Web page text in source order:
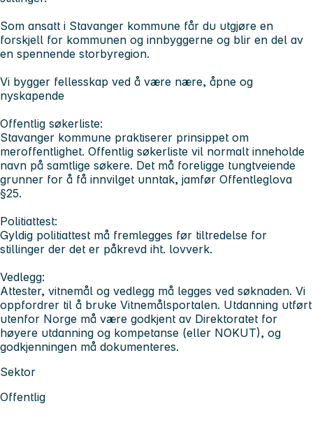
Som ansatt i Stavanger kommune får du utgjøre en
forskjell for kommunen og innbyggerne og blir en del av
en spennende storbyregion.
Vi bygger fellesskap ved å være nære, åpne og
nyskapende
Offentlig søkerliste:
Stavanger kommune praktiserer prinsippet om
meroffentlighet. Offentlig søkerliste vil normalt inneholde
navn på samtlige søkere. Det må foreligge tungtveiende
grunner for å få innvilget unntak, jamfør Offentleglova
§25.
Politiattest:
Gyldig politiattest må fremlegges før tiltredelse for
stillinger der det er påkrevd iht. lovverk.
Vedlegg:
Attester, vitnemål og vedlegg må legges ved søknaden. Vi
oppfordrer til å bruke Vitnemålsportalen. Utdanning utført
utenfor Norge må være godkjent av Direktoratet for
høyere utdanning og kompetanse (eller NOKUT), og
godkjenningen må dokumenteres.
Sektor
Offentlig